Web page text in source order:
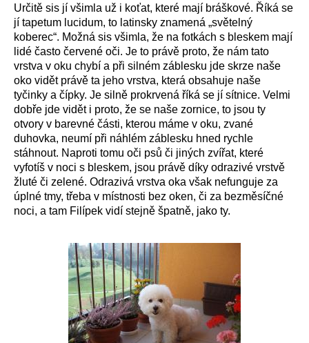
Určitě sis jí všimla už i koťat, které mají bráškové. Říká se
jí tapetum lucidum, to latinsky znamená „světelný
koberec“. Možná sis všimla, že na fotkách s bleskem mají
lidé často červené oči. Je to právě proto, že nám tato
vrstva v oku chybí a při silném záblesku jde skrze naše
oko vidět právě ta jeho vrstva, která obsahuje naše
tyčinky a čípky. Je silně prokrvená říká se jí sítnice. Velmi
dobře jde vidět i proto, že se naše zornice, to jsou ty
otvory v barevné části, kterou máme v oku, zvané
duhovka, neumí při náhlém záblesku hned rychle
stáhnout. Naproti tomu oči psů či jiných zvířat, které
vyfotíš v noci s bleskem, jsou právě díky odrazivé vrstvě
žluté či zelené. Odrazivá vrstva oka však nefunguje za
úplné tmy, třeba v místnosti bez oken, či za bezměsíčné
noci, a tam Filípek vidí stejně špatně, jako ty.